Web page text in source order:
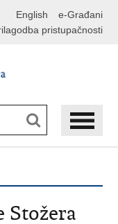
English e-Građani
pristupačnosti
Stožera